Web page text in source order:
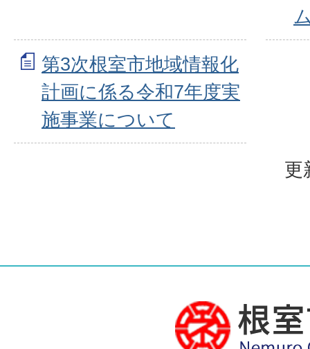
第3次根室市地域情報化
計画に係る令和7年度実
施事業について
更